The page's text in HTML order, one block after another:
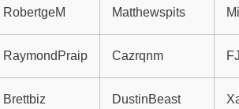
RobertgeM Matthewspits
RaymondPraip Cazrqnm
Brettbiz DustinBeast